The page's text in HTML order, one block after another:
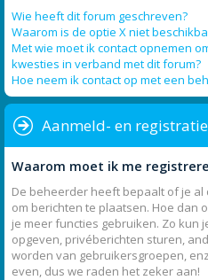
Wie heeft dit forum geschreven?
Waarom is de optie X niet
Met wie moet ik contact opnemen
kwesties in verband met dit forum?
Hoe neem ik contact op met een
Aanmeld- en
Waarom moet ik me
De beheerder heeft bepaalt of je
om berichten te plaatsen. Hoe dan
je meer functies gebruiken. Zo kun
opgeven, privéberichten sturen,
worden van gebruikersgroepen,
even, dus we raden het zeker aan!